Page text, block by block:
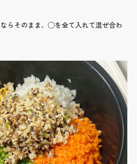
らそのまま、◯を全て入れて混ぜ合わ